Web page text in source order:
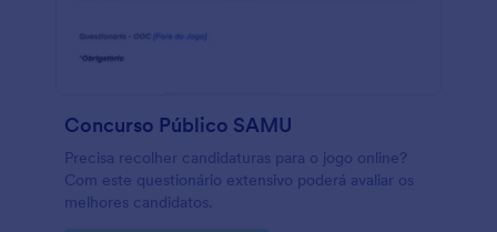
Concurso Público SAMU
Precisa recolher candidaturas para o jogo online?
Com este questionário extensivo poderá avaliar os
melhores candidatos.